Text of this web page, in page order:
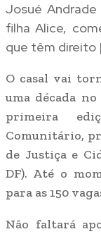
Josué
filha Alice,
que têm direito
O casal vai
uma década
primeira
Comunitário,
de Justiça e
DF). Até o
para as 150
Não faltará